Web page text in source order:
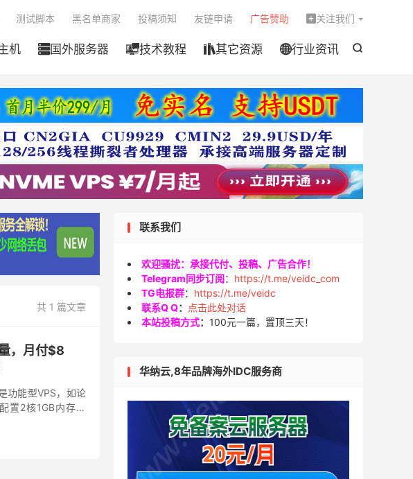

机 国外服务器 技术教程 其它资源 行业资讯
测试脚本 黑名单商家 投稿须知 友链申请 广告赞助  关注我们
共 1 篇文章
，月付$8
功能型VPS，如论
置2核1GB内存、
联系我们
欢迎骚扰：承接代付、投稿、广告合作！
Telegram同步订阅： https://t.me/veidc_com
TG电报群： https://t.me/veidc
联系Q Q：
点击此处对话
本站投稿方式： 100元一篇，置顶三天！
华纳云,8年品牌海外IDC服务商